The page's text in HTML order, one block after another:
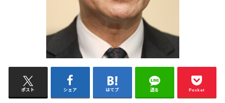
ポスト シェア はてブ 送る Pocket